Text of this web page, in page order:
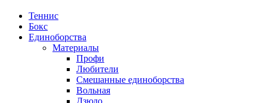
Теннис
Бокс
Единоборства
Материалы
Профи
Любители
Смешанные единоборства
Вольная
Дзюдо